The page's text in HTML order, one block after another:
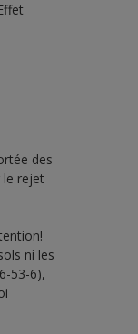
des
le rejet
ni les
53-6),